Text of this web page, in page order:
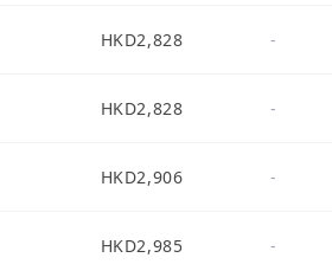
HKD2,828 -
HKD2,828 -
HKD2,906 -
HKD2,985 -